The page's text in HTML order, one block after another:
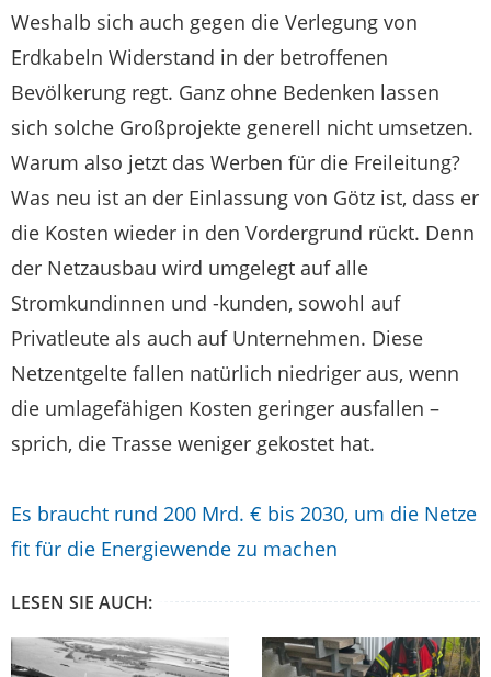
Weshalb sich auch gegen die Verlegung von
Erdkabeln Widerstand in der betroffenen
Bevölkerung regt. Ganz ohne Bedenken lassen
sich solche Großprojekte generell nicht umsetzen.
Warum also jetzt das Werben für die Freileitung?
Was neu ist an der Einlassung von Götz ist, dass er
die Kosten wieder in den Vordergrund rückt. Denn
der Netzausbau wird umgelegt auf alle
Stromkundinnen und -kunden, sowohl auf
Privatleute als auch auf Unternehmen. Diese
Netzentgelte fallen natürlich niedriger aus, wenn
die umlagefähigen Kosten geringer ausfallen –
sprich, die Trasse weniger gekostet hat.
Es braucht rund 200 Mrd. € bis 2030, um die Netze
fit für die Energiewende zu machen
LESEN SIE AUCH: